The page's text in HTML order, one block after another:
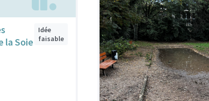
la Soie
Idée
faisable